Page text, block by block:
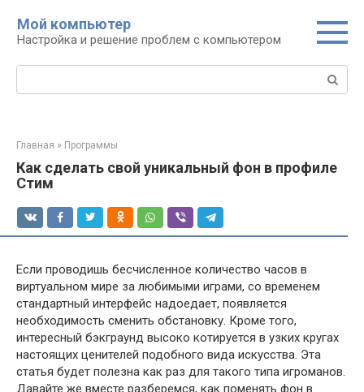
контенту
Мой компьютер
Настройка и решение проблем с компьютером
Поиск:
Главная » Программы
Как сделать свой уникальный фон в профиле
Стим
Если проводишь бесчисленное количество часов в
виртуальном мире за любимыми играми, со временем
стандартный интерфейс надоедает, появляется
необходимость сменить обстановку. Кроме того,
интересный бэкграунд высоко котируется в узких кругах
настоящих ценителей подобного вида искусства. Эта
статья будет полезна как раз для такого типа игроманов.
Давайте же вместе разберемся, как поменять фон в